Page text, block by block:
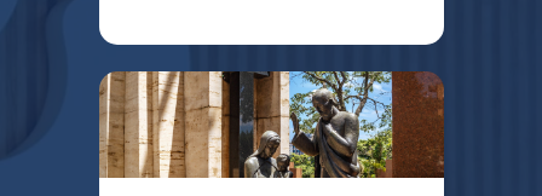
Remoção e transporte com segurança e
agilidade, conforme a necessidade e o
destino definidos pela família.